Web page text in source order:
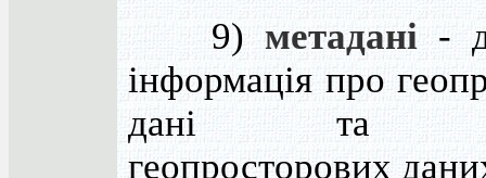
9) метадані-
інформація про
дані та
геопросторових